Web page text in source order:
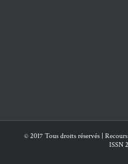
© 2017 Tous droits réservés |
ISSN